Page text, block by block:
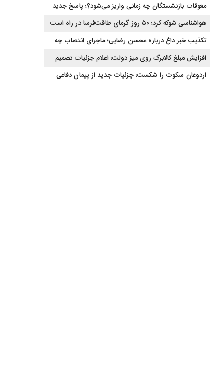
نرخ‌های جدید
معوقات بازنشستگان چه زمانی واریز می‌شود؟؛ پاسخ جدید
تأمین اجتماعی
هواشناسی شوکه کرد؛ ۵۰ روز گرمای طاقت‌فرسا در راه است
تکذیب خبر داغ درباره محسن رضایی؛ ماجرای انتصاب چه
بود؟
افزایش مبلغ کالابرگ روی میز دولت؛ اعلام جزئیات تصمیم
جدید
اردوغان سکوت را شکست؛ جزئیات جدید از پیمان دفاعی